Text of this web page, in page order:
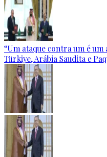
“Um ataque contra um é
Türkiye, Arábia Saudita e